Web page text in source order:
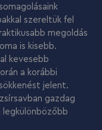
szereltük fel
megoldás
is kisebb.
kevesebb
a korábbi
jelent.
gazdag
legkülönbözőbb